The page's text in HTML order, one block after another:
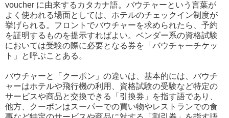
voucher に由来するカタカナ語。バウチャーという言葉が
よく使われる場面としては、ホテルのチェックイン制度が
挙げられる。フロントでバウチャーを求められたら、予約
を証明するものを提示すればよい。ベンダー系の資格試験
においては受験の際に必要となる券を「バウチャーチケッ
ト」と呼ぶことある。
バウチャーと「クーポン」の違いは、基本的には、バウチ
ャーはホテルや飛行機の利用、資格試験の受験など特定の
サービスや商品と交換できる「引換券」を指す語であり、
他方、クーポンはスーパーでの買い物やレストランでの食